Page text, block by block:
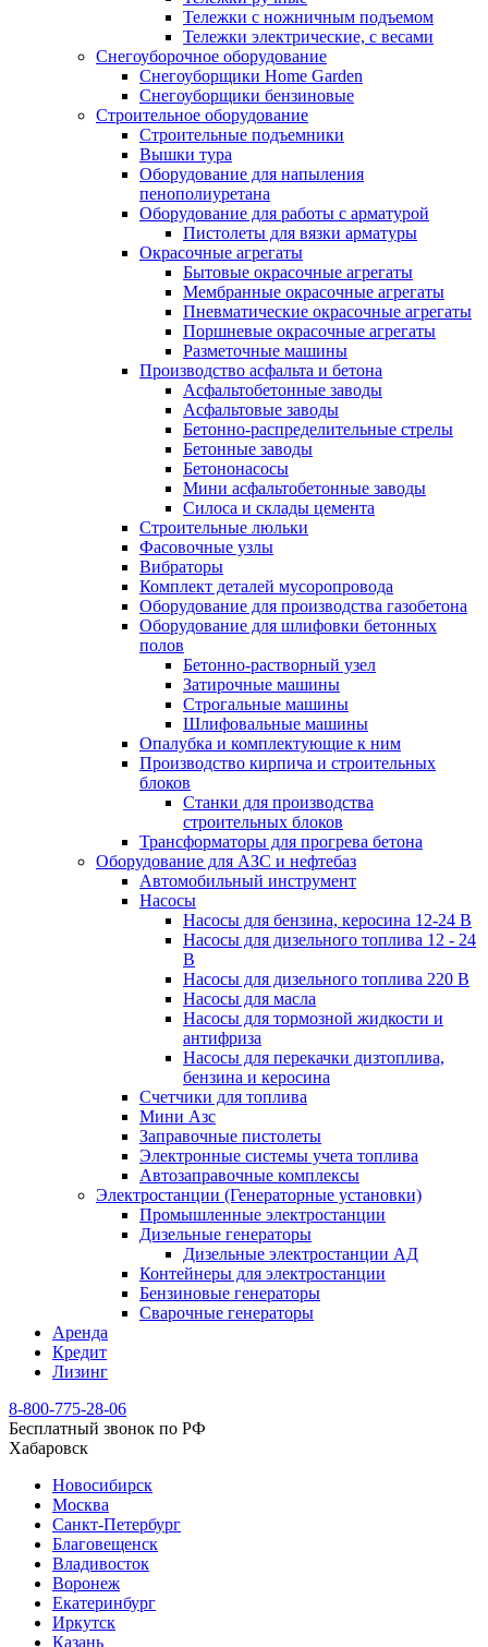
Тележки с ножничным подъемом
Тележки электрические, с весами
Снегоуборочное оборудование
Снегоуборщики Home Garden
Снегоуборщики бензиновые
Строительное оборудование
Cтроительные подъемники
Вышки тура
Оборудование для напыления
пенополиуретана
Оборудование для работы с арматурой
Пистолеты для вязки арматуры
Окрасочные агрегаты
Бытовые окрасочные агрегаты
Мембранные окрасочные агрегаты
Пневматические окрасочные агрегаты
Поршневые окрасочные агрегаты
Разметочные машины
Производство асфальта и бетона
Асфальтобетонные заводы
Асфальтовые заводы
Бетонно-распределительные стрелы
Бетонные заводы
Бетононасосы
Мини асфальтобетонные заводы
Силоса и склады цемента
Строительные люльки
Фасовочные узлы
Вибраторы
Комплект деталей мусоропровода
Оборудование для производства газобетона
Оборудование для шлифовки бетонных
полов
Бетонно-растворный узел
Затирочные машины
Строгальные машины
Шлифовальные машины
Опалубка и комплектующие к ним
Производство кирпича и строительных
блоков
Cтанки для производства
строительных блоков
Трансформаторы для прогрева бетона
Оборудование для АЗС и нефтебаз
Автомобильный инструмент
Насосы
Насосы для бензина, керосина 12-24 В
Насосы для дизельного топлива 12 - 24
В
Насосы для дизельного топлива 220 В
Насосы для масла
Насосы для тормозной жидкости и
антифриза
Насосы для перекачки дизтоплива,
бензина и керосина
Счетчики для топлива
Мини Азс
Заправочные пистолеты
Электронные системы учета топлива
Автозаправочные комплексы
Электростанции (Генераторные установки)
Промышленные электростанции
Дизельные генераторы
Дизельные электростанции АД
Контейнеры для электростанции
Бензиновые генераторы
Сварочные генераторы
Аренда
Кредит
Лизинг
8-800-775-28-06
Бесплатный звонок по РФ
Хабаровск
Новосибирск
Москва
Санкт-Петербург
Благовещенск
Владивосток
Воронеж
Екатеринбург
Иркутск
Казань